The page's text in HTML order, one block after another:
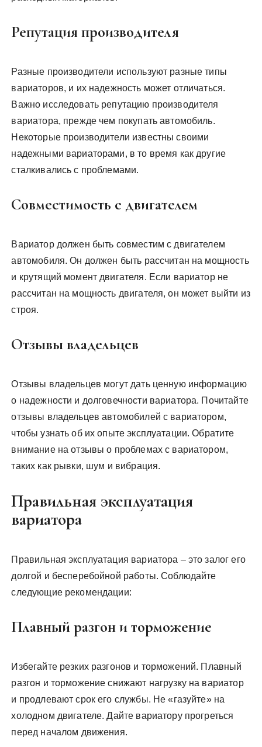
Репутация производителя
Разные производители используют разные типы
вариаторов, и их надежность может отличаться.
Важно исследовать репутацию производителя
вариатора, прежде чем покупать автомобиль.
Некоторые производители известны своими
надежными вариаторами, в то время как другие
сталкивались с проблемами.
Совместимость с двигателем
Вариатор должен быть совместим с двигателем
автомобиля. Он должен быть рассчитан на мощность
и крутящий момент двигателя. Если вариатор не
рассчитан на мощность двигателя, он может выйти из
строя.
Отзывы владельцев
Отзывы владельцев могут дать ценную информацию
о надежности и долговечности вариатора. Почитайте
отзывы владельцев автомобилей с вариатором,
чтобы узнать об их опыте эксплуатации. Обратите
внимание на отзывы о проблемах с вариатором,
таких как рывки, шум и вибрация.
Правильная эксплуатация
вариатора
Правильная эксплуатация вариатора – это залог его
долгой и бесперебойной работы. Соблюдайте
следующие рекомендации:
Плавный разгон и торможение
Избегайте резких разгонов и торможений. Плавный
разгон и торможение снижают нагрузку на вариатор
и продлевают срок его службы. Не «газуйте» на
холодном двигателе. Дайте вариатору прогреться
перед началом движения.